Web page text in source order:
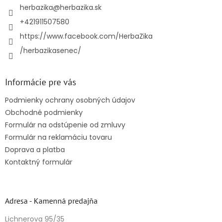
herbazika@herbazika.sk
+421911507580
https://www.facebook.com/HerbaZika
/herbazikasenec/
Informácie pre vás
Podmienky ochrany osobných údajov
Obchodné podmienky
Formulár na odstúpenie od zmluvy
Formulár na reklamáciu tovaru
Doprava a platba
Kontaktný formulár
Adresa - Kamenná predajňa
Lichnerova 95/35